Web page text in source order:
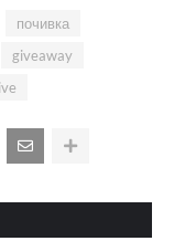
почивка
giveaway